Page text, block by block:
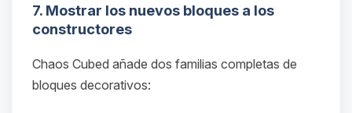
7. Mostrar los nuevos bloques a los
constructores
Chaos Cubed añade dos familias completas de
bloques decorativos: